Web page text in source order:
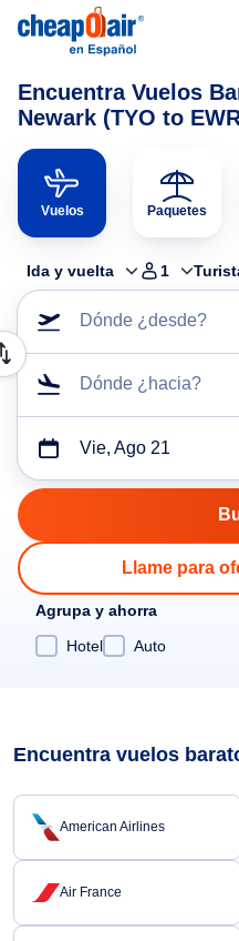
Encuentra Vuelos
Newark (TYO to
Vuelos Paquetes
Ida y vuelta 1
Dónde ¿desde?
Dónde ¿hacia?
Vie, Ago 21
Llame para
Agrupa y ahorra
Hotel
Auto
Encuentra vuelos
American Airlines
Air France